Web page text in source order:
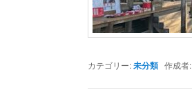
カテゴリー:未分類 作成者: